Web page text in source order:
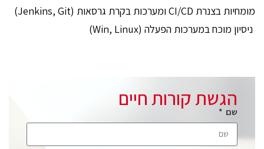
מומחיות בצנרת CI/CD ומערכות בקרת גרסאות (Jenkins, Git)
ניסיון מוכח במערכות הפעלה (Win, Linux)
הגשת קורות חיים
שם